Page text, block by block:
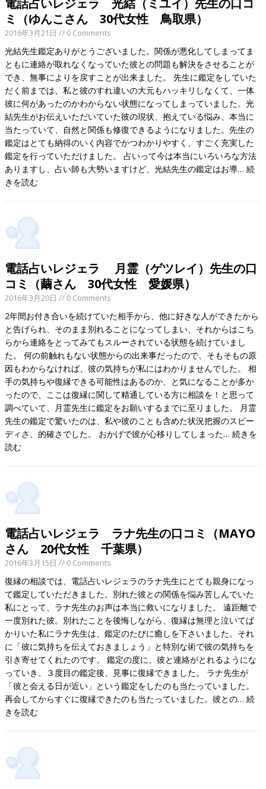
ミ（ゆんこさん 30代女性 鳥取県）
2016年3月21日 // 0 Comments
光結先生鑑定ありがとうございました。関係が悪化してしまってま
ともに連絡が取れなくなっていた彼との問題も解決をさせることが
でき、無事によりを戻すことが出来ました。 先生に鑑定をしていた
だく前までは、私と彼のすれ違いの大元もハッキリしなくて、一体
彼に何があったのかわからない状態になってしまっていました。光
結先生がお伝えいただいていた彼の現状、抱えている悩み、本当に
当たっていて、自然と関係も修復できるようになりました。先生の
鑑定はとても納得のいく内容でかつわかりやすく、すごく充実した
鑑定を行っていただけました。 占いって今は本当にいろいろな方法
ありますし、占い師も大勢いますけど、光結先生の鑑定はお導…続
きを読む
電話占いレジェラ 月霊（ゲツレイ）先生の口
コミ（繭さん 30代女性 愛媛県）
2016年3月20日 // 0 Comments
2年間お付き合いを続けていた相手から、他に好きな人ができたから
と告げられ、そのまま別れることになってしまい、それからはこち
らから連絡をとってみてもスルーされている状態を続けていまし
た。 何の前触れもない状態からの出来事だったので、そもそもの原
因もわからなければ、彼の気持ちが私にはわかりませんでした。 相
手の気持ちや復縁できる可能性はあるのか、と気になることが多か
ったので、ここは復縁に関して精通している方に相談を！と思って
調べていて、月霊先生に鑑定をお願いするまでに至りました。 月霊
先生の鑑定で驚いたのは、私や彼のことも含めた状況把握のスピー
ディさ、的確さでした。 おかげで彼が心移りしてしまった…続きを
読む
電話占いレジェラ ラナ先生の口コミ（MAYO
さん 20代女性 千葉県）
2016年3月15日 // 0 Comments
復縁の相談では、電話占いレジェラのラナ先生にとても親身になっ
て鑑定していただきました。別れた彼との関係を悩み苦しんでいた
私にとって、ラナ先生のお声は本当に救いになりました。 遠距離で
一度別れた彼。別れたことを後悔しながら、復縁は無理と泣いてば
かりいた私にラナ先生は、鑑定のたびに癒しを下さいました。それ
に「彼に気持ちを伝えておきましょう」と特別な術で彼の気持ちを
引き寄せてくれたのです。 鑑定の度に、彼と連絡がとれるようにな
っていき、３度目の鑑定後、見事に復縁できました。 ラナ先生が
「彼と会える日が近い」という鑑定をしたのも当たっていました。
再会してからすぐに復縁できたのも当たっていました。彼との…続
きを読む